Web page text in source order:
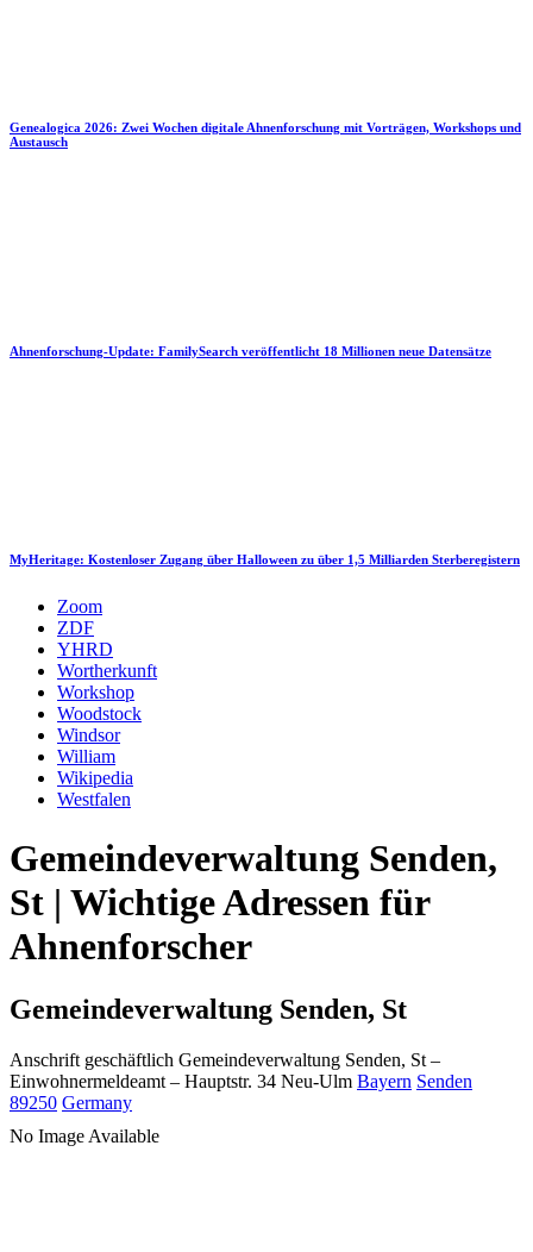
Genealogica 2026: Zwei Wochen digitale Ahnenforschung mit Vorträgen, Workshops und
Austausch
Ahnenforschung-Update: FamilySearch veröffentlicht 18 Millionen neue Datensätze
MyHeritage: Kostenloser Zugang über Halloween zu über 1,5 Milliarden Sterberegistern
Zoom
ZDF
YHRD
Wortherkunft
Workshop
Woodstock
Windsor
William
Wikipedia
Westfalen
Gemeindeverwaltung Senden,
St | Wichtige Adressen für
Ahnenforscher
Gemeindeverwaltung Senden, St
Anschrift geschäftlich Gemeindeverwaltung Senden, St –
Einwohnermeldeamt – Hauptstr. 34 Neu-Ulm Bayern Senden
89250 Germany
No Image Available